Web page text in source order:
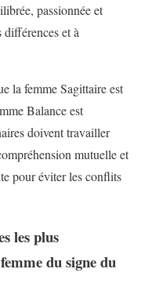
passionnée et
différences et à
la femme Sagittaire est
Balance est
doivent travailler
mutuelle et
pour éviter les conflits
les plus
du signe du